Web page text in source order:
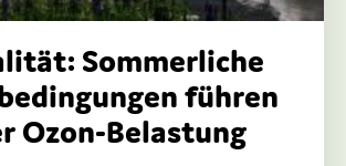
Sommerliche
führen
Ozon-Belastung